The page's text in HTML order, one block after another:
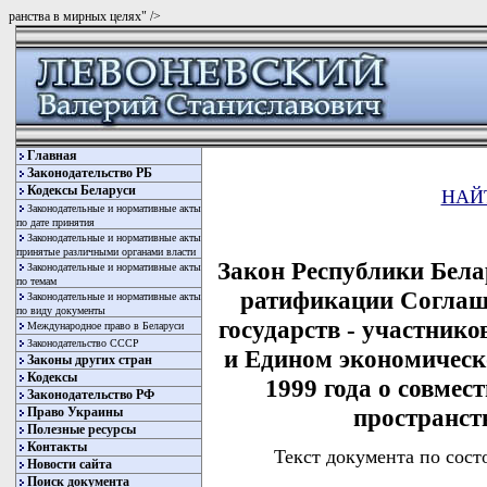
ранства в мирных целях" />
Главная
Законодательство РБ
Кодексы Беларуси
Законодательные и нормативные акты
по дате принятия
Законодательные и нормативные акты
принятые различными органами власти
Законодательные и нормативные акты
по темам
Законодательные и нормативные акты
по виду документы
Международное право в Беларуси
Законодательство СССР
Законы других стран
Кодексы
Законодательство РФ
Право Украины
Полезные ресурсы
Контакты
Новости сайта
Поиск документа
Закон Республики
ратификации
государств -
и Едином
1999 года о
Текст документа по